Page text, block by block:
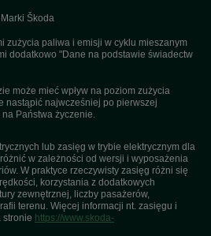
Škoda
zużycia paliwa i emisji w cyklu mieszanym
dodatkowo "Dane na podstawie świadectw
może mieć wpływ na poziom zużycia
nastąpić najwcześniej po pierwszej
Państwa życzenie.
lub zasięg w trybie elektrycznym dla
w zależności od wersji i wyposażenia
W praktyce rzeczywisty zasięg różni się
korzystania z dodatkowych
zewnętrznej, liczby pasażerów,
terenu. Więcej informacji nt. zasięgu i
stronie https://www.skoda-